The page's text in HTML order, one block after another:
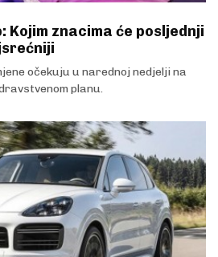
Kojim znacima će posljednji
očekuju u narednoj nedjelji na
planu.